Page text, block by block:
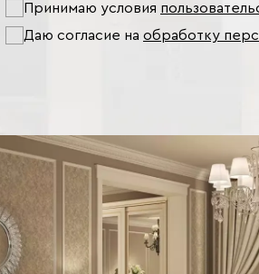
Принимаю условия
Даю согласие на обработку